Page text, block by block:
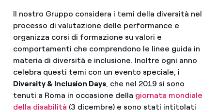
Il nostro Gruppo considera i temi della diversità nel
processo di valutazione delle performance e
organizza corsi di formazione su valori e
comportamenti che comprendono le linee guida in
materia di diversità e inclusione. Inoltre ogni anno
celebra questi temi con un evento speciale, i
Diversity & Inclusion Days, che nel 2019 si sono
tenuti a Roma in occasione della giornata mondiale
della disabilità (3 dicembre) e sono stati intitolati